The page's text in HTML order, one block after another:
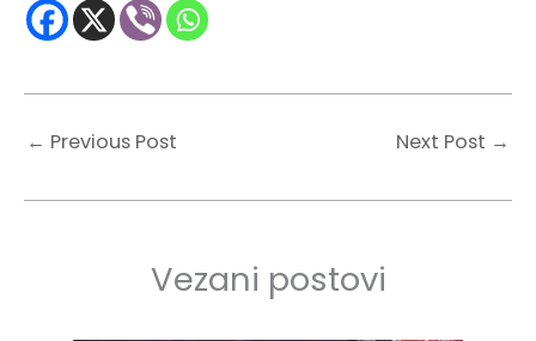
← Previous Post Next Post →
Vezani postovi